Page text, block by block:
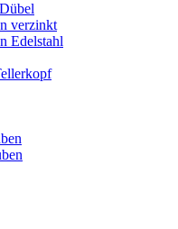
verzinkt
Edelstahl